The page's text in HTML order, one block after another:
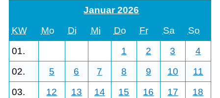
Januar 2026
KW
Mo Di Mi Do Fr Sa So
01. 1 2 3
4
02.
5 6 7 8 9 10
11
03.
12 13 14 15 16 17
18